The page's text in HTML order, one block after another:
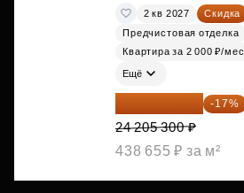
2 кв 2027
Скидка
Предчистовая отделка
Квартира за 2 000 ₽/мес
Ещё
20 090 399 ₽ -17%
24 205 300 ₽
438 655 ₽ за м²